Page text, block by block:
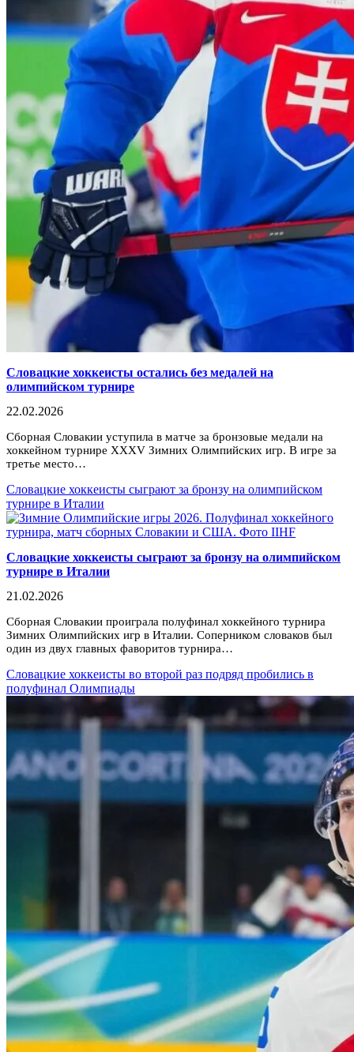
Словацкие хоккеисты остались без медалей на
олимпийском турнире
22.02.2026
Сборная Словакии уступила в матче за бронзовые медали на
хоккейном турнире XXXV Зимних Олимпийских игр. В игре за
третье место…
Словацкие хоккеисты сыграют за бронзу на олимпийском
турнире в Италии
Словацкие хоккеисты сыграют за бронзу на олимпийском
турнире в Италии
21.02.2026
Сборная Словакии проиграла полуфинал хоккейного турнира
Зимних Олимпийских игр в Италии. Соперником словаков был
один из двух главных фаворитов турнира…
Словацкие хоккеисты во второй раз подряд пробились в
полуфинал Олимпиады